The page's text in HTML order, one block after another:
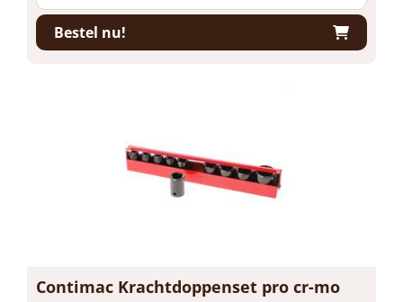
Bestel nu!
Contimac Krachtdoppenset pro cr-mo